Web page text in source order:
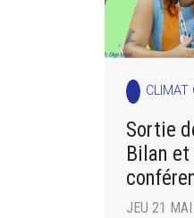
CLIMAT
Sortie
Bilan
JEU 21